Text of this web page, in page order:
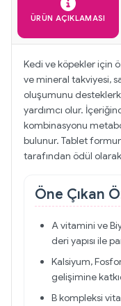
ÜRÜN AÇIKLAMASI
Kedi ve köpekler için
ve mineral takviyesi,
oluşumunu
yardımcı olur.
kombinasyonu
bulunur. Tablet
tarafından ödül
Öne Çıkan
A vitamini ve
deri yapısı ile
Kalsiyum,
gelişimine
B kompleksi